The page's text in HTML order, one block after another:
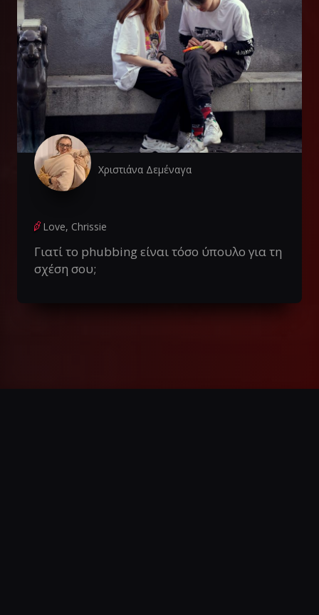
Χριστιάνα Δεμέναγα
Love, Chrissie
Γιατί το phubbing είναι τόσο ύπουλο για τη
σχέση σου;